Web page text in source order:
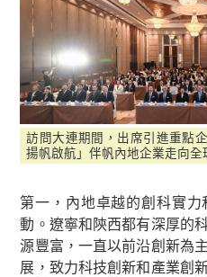
訪問大連期間，出席引進重點
揚帆啟航」伴帆內地企業走向全
第一，內地卓越的創科實
動。遼寧和陝西都有深厚的
源豐富，一直以前沿創新為
展，致力科技創新和產業創